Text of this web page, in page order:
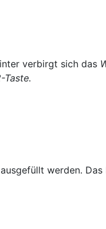
verbirgt sich das
Taste.
werden.